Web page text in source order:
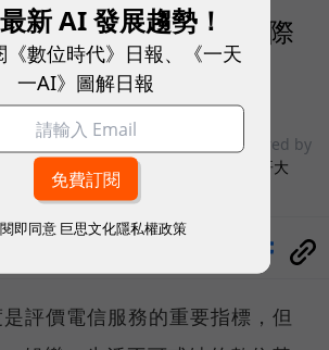
思」！Opensignal 國際
才是 5G 時代的好網
sponsored by
台灣大哥大
評價電信服務的重要指標，但
新 AI 發展趨勢！
《數位時代》日報、《一天
一AI》圖解日報
即同意 巨思文化隱私權政策